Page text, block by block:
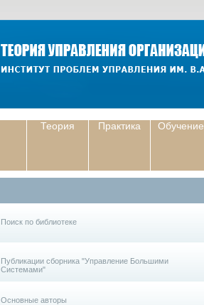
Теория Практика Обучение
Поиск по библиотеке
Публикации сборника "Управление Большими
Системами"
Основные авторы